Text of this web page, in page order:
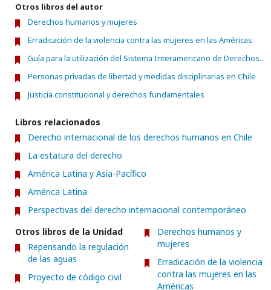
Otros libros del autor
Derechos humanos y mujeres
Erradicación de la violencia contra las mujeres en las Américas
Guía para la utilización del Sistema Interamericano de Derechos...
Personas privadas de libertad y medidas disciplinarias en Chile
Justicia constitucional y derechos fundamentales
Libros relacionados
Derecho internacional de los derechos humanos en Chile
La estatura del derecho
América Latina y Asia-Pacífico
América Latina
Perspectivas del derecho internacional contemporáneo
Otros libros de la Unidad
Repensando la regulación
de las aguas
Proyecto de código civil
Derechos humanos y
mujeres
Erradicación de la violencia
contra las mujeres en las
Américas